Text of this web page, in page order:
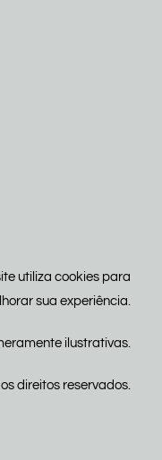
utiliza cookies para
sua experiência.
ilustrativas.
direitos reservados.